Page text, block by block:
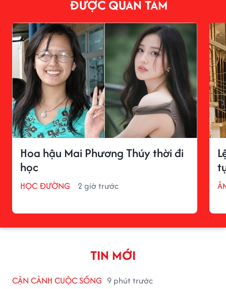
ĐƯỢC QUAN TÂM
Hoa hậu Mai Phương Thúy thời đi
học
HỌC ĐƯỜNG 2 giờ trước
TIN MỚI
CẬN CẢNH CUỘC SỐNG 9 phút trước